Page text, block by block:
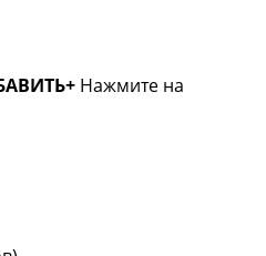
Нажмите на